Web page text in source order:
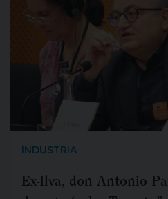
INDUSTRIA
Ex-Ilva, don Antonio